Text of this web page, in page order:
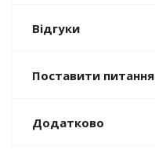
Відгуки
Поставити питання
Додатково